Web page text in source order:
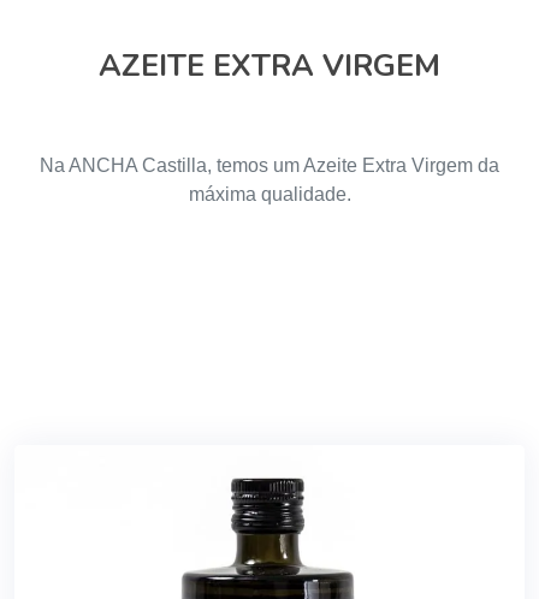
AZEITE EXTRA VIRGEM
Na ANCHA Castilla, temos um Azeite Extra Virgem da
máxima qualidade.